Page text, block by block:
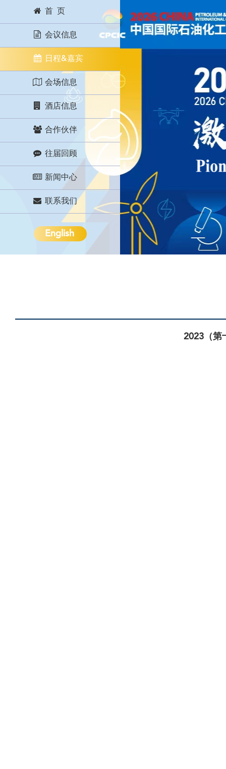
首 页
会议信息
日程&嘉宾
会场信息
酒店信息
合作伙伴
往届回顾
新闻中心
联系我们
English
2023（第